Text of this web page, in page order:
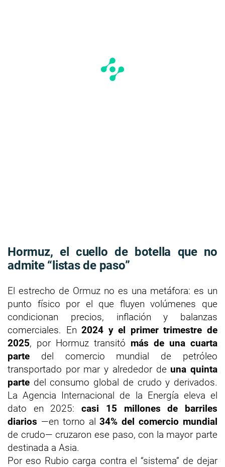
Hormuz, el cuello de botella que no
admite “listas de paso”
El estrecho de Ormuz no es una metáfora: es un
punto físico por el que fluyen volúmenes que
condicionan precios, inflación y balanzas
comerciales. En2024 y el primer trimestre de
2025, por Hormuz transitó más de una cuarta
parte del comercio mundial de petróleo
transportado por mar y alrededor de una quinta
parte del consumo global de crudo y derivados.
La Agencia Internacional de la Energía eleva el
dato en 2025:casi 15 millones de barriles
diarios —en torno al34% del comercio mundial
de crudo— cruzaron ese paso, con la mayor parte
destinada a Asia.
Por eso Rubio carga contra el “sistema” de dejar